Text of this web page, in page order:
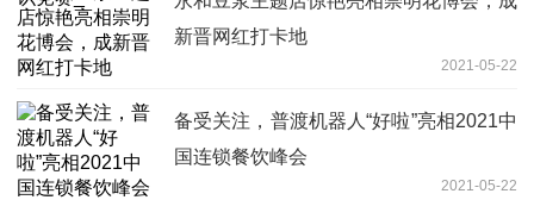
新晋网红打卡地
2021-05-22
备受关注，普渡机器人“好啦”亮相2021中
国连锁餐饮峰会
2021-05-22